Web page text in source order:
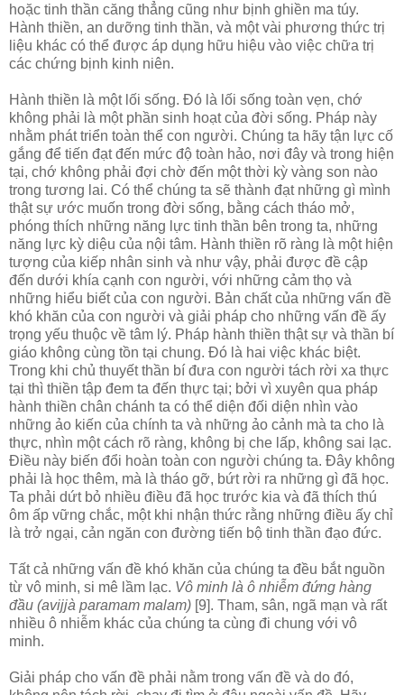
hoặc tinh thần căng thẳng cũng như bịnh ghiền ma túy.
Hành thiền, an dưỡng tinh thần, và một vài phương thức trị
liệu khác có thể được áp dụng hữu hiệu vào việc chữa trị
các chứng bịnh kinh niên.
Hành thiền là một lối sống. Ðó là lối sống toàn vẹn, chớ
không phải là một phần sinh hoạt của đời sống. Pháp này
nhằm phát triển toàn thể con người. Chúng ta hãy tận lực cố
gắng để tiến đạt đến mức độ toàn hảo, nơi đây và trong hiện
tại, chớ không phải đợi chờ đến một thời kỳ vàng son nào
trong tương lai. Có thể chúng ta sẽ thành đạt những gì mình
thật sự ước muốn trong đời sống, bằng cách tháo mở,
phóng thích những năng lực tinh thần bên trong ta, những
năng lực kỳ diệu của nội tâm. Hành thiền rõ ràng là một hiện
tượng của kiếp nhân sinh và như vậy, phải được đề cập
đến dưới khía cạnh con người, với những cảm thọ và
những hiểu biết của con người. Bản chất của những vấn đề
khó khăn của con người và giải pháp cho những vấn đề ấy
trọng yếu thuộc về tâm lý. Pháp hành thiền thật sự và thần bí
giáo không cùng tồn tại chung. Ðó là hai việc khác biệt.
Trong khi chủ thuyết thần bí đưa con người tách rời xa thực
tại thì thiền tập đem ta đến thực tại; bởi vì xuyên qua pháp
hành thiền chân chánh ta có thể diện đối diện nhìn vào
những ảo kiến của chính ta và những ảo cảnh mà ta cho là
thực, nhìn một cách rõ ràng, không bị che lấp, không sai lạc.
Ðiều này biến đổi hoàn toàn con người chúng ta. Ðây không
phải là học thêm, mà là tháo gỡ, bứt rời ra những gì đã học.
Ta phải dứt bỏ nhiều điều đã học trước kia và đã thích thú
ôm ấp vững chắc, một khi nhận thức rằng những điều ấy chỉ
là trở ngại, cản ngăn con đường tiến bộ tinh thần đạo đức.
Tất cả những vấn đề khó khăn của chúng ta đều bắt nguồn
từ vô minh, si mê lầm lạc. Vô minh là ô nhiễm đứng hàng
đầu (avijjà paramam malam) [9]. Tham, sân, ngã mạn và rất
nhiều ô nhiễm khác của chúng ta cùng đi chung với vô
minh.
Giải pháp cho vấn đề phải nằm trong vấn đề và do đó,